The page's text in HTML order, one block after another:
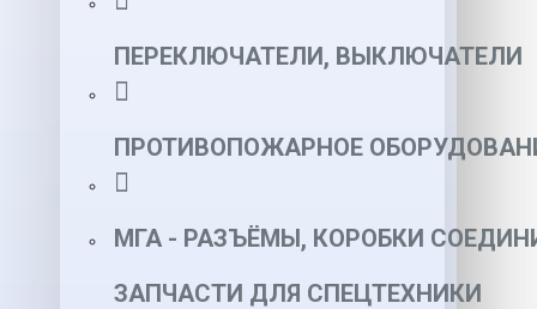
ПЕРЕКЛЮЧАТЕЛИ, ВЫКЛЮЧАТЕЛИ
ПРОТИВОПОЖАРНОЕ
МГА - РАЗЪЁМЫ, КОРОБКИ
ЗАПЧАСТИ ДЛЯ СПЕЦТЕХНИКИ